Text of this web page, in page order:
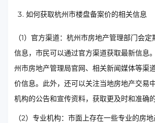
如何获取杭州市楼盘备案价的相关信息
（1）官方渠道：杭州市房地产管理部门会
信息，市民可以通过官方渠道获取最新信息
州市房地产管理局官网、相关新闻媒体等渠
价信息。此外，还可以关注当地房地产交易
机构的公告和宣传资料，获取更及时和准确的
（2）专业机构：市面上存在一些专业的房